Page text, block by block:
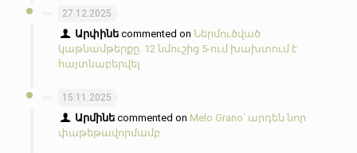
27.12.2025
Արփինե commented onՆերմուծված
կաթնամթերքը. 12 նմուշից 5-ում խախտում է
հայտնաբերվել
15.11.2025
Արմինե commented on Melo Grano՝ արդեն նոր
փաթեթավորմամբ